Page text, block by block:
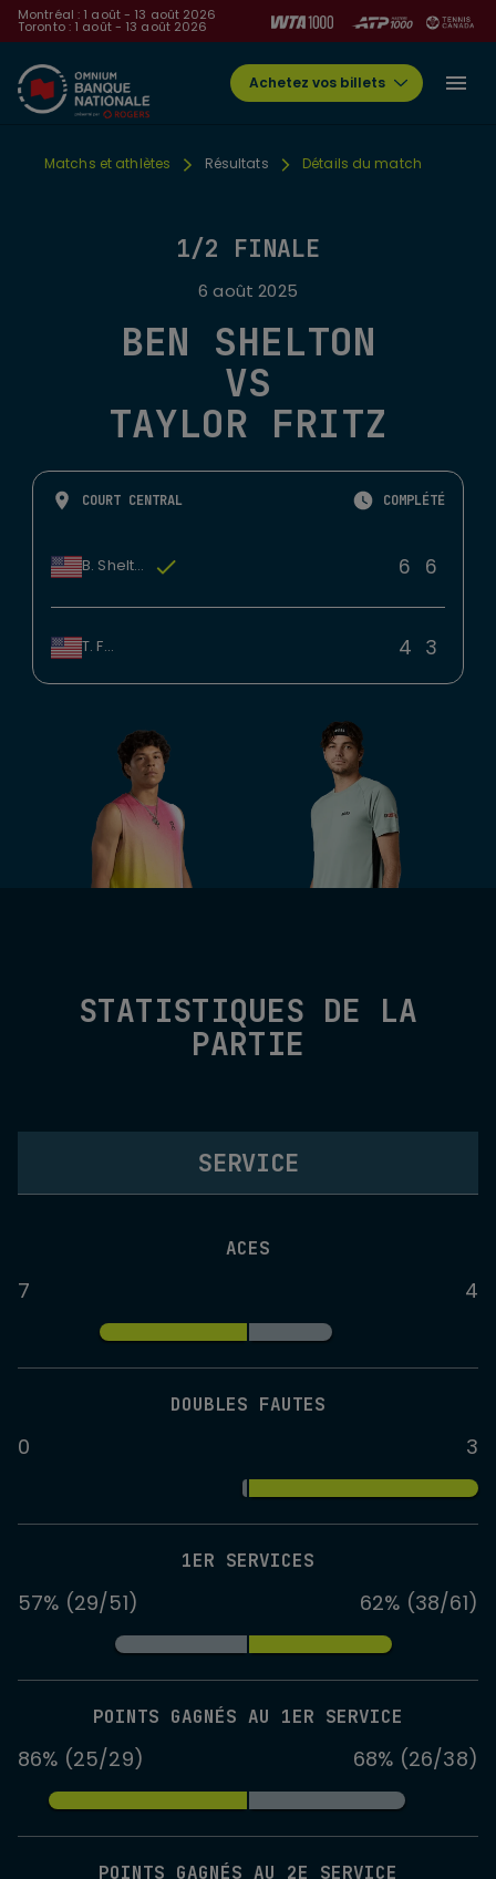
Montréal : 1 août - 13 août 2026
Toronto : 1 août - 13 août 2026
Achetez vos billets
Matchs et athlètes Résultats Détails du match
BEN SHELTON
VS
TAYLOR FRITZ
1/2 FINALE
6 août 2025
COURT CENTRAL COMPLÉTÉ
B. Shelton 6 6
T. Fritz 4 3
STATISTIQUES DE LA
PARTIE
SERVICE
ACES
7 4
DOUBLES FAUTES
0 3
1ER SERVICES
57% (29/51) 62% (38/61)
POINTS GAGNÉS AU 1ER SERVICE
86% (25/29) 68% (26/38)
POINTS GAGNÉS AU 2E SERVICE